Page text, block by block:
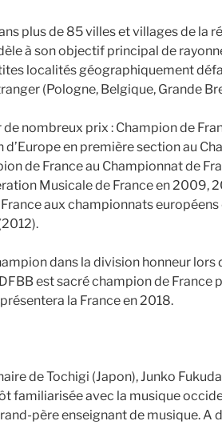
plus de 85 villes et villages de la
à son objectif principal de
localités géographiquement
(Pologne, Belgique, Grande
nombreux prix : Champion de
en première section au
de France au Championnat de
Musicale de France en 2009,
aux championnats européens
dans la division honneur lors
est sacré champion de France
la France en 2018.
de Tochigi (Japon), Junko
familiarisée avec la musique
père enseignant de musique. A